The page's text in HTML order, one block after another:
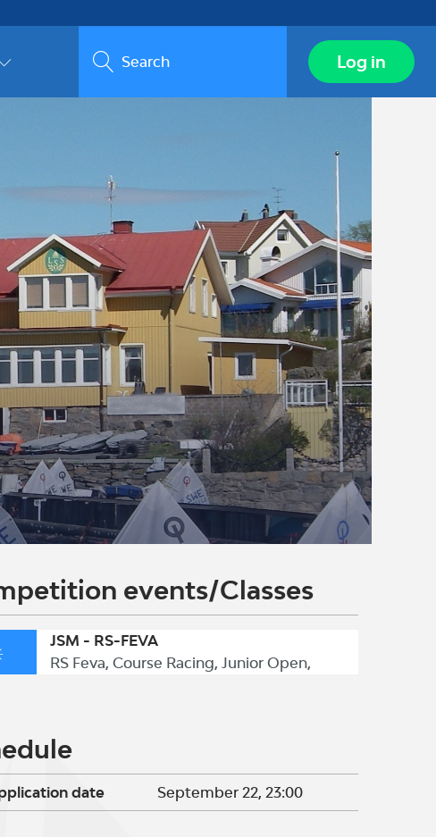
Search Log in
events/Classes
JSM - RS-FEVA
RS Feva, Course Racing, Junior Open,
date September 22, 23:00